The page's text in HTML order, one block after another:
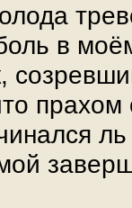
в
прахом
ль